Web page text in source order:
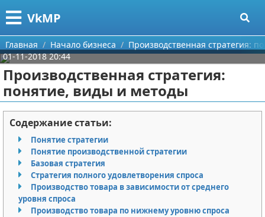
VkMP
Меню
Главная
Категории
Сельское хозяйство
Разное
Идеи бизнеса
Для руководителя
Промышленность
Поиск
О проекте
Контакты
Сотрудничество
Размещение рекламы
Главная Начало бизнеса
Производственная стратегия:
01-11-2018 20:44
Производственная стратегия:
понятие, виды и методы
Содержание статьи:
Понятие стратегии
Понятие производственной стратегии
Базовая стратегия
Стратегия полного удовлетворения спроса
Производство товара в зависимости от среднего
уровня спроса
Производство товара по нижнему уровню спроса